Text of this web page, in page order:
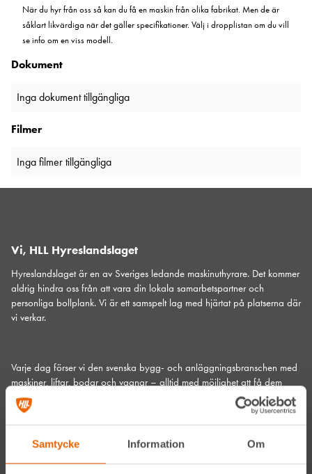
Samtycke Information Om
När du hyr från oss så kan du få en maskin från olika fabrikat. Men de är
såklart likvärdiga när det gäller specifikationer. Välj i dropplistan om du vill
se info om en viss modell.
Dokument
Inga dokument tillgängliga
Filmer
Inga filmer tillgängliga
Vi, HLL Hyreslandslaget
Hyreslandslaget är en av Sveriges ledande maskinuthyrare. Det kommer
aldrig hindra oss från att vara din lokala samarbetspartner och
personliga bollplank. Vi är ett samspelt lag med hjärtat på platserna där
vi verkar.
Varje dag förser vi den svenska bygg- och anläggningsbranschen med
maskiner, liftar, bodar och vagnar– alltid med möjlighet att få dem
utkörda till den plats där du behöver dem.
människor och relationer. Välkommen in till din närmsta depå!